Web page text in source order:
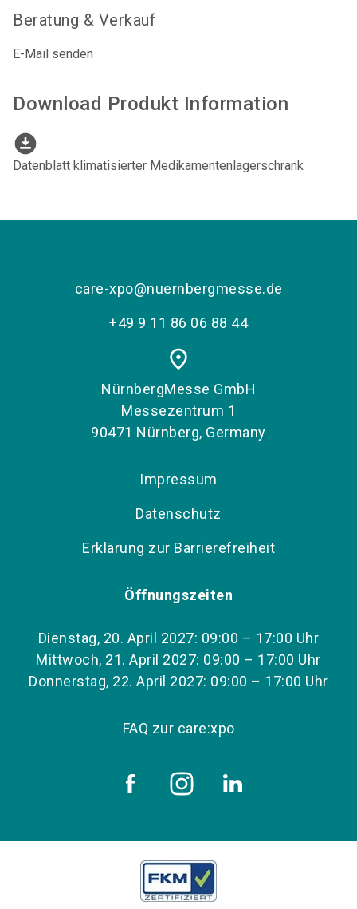
Beratung & Verkauf
E-Mail senden
Download Produkt Information
download_for_offline
Datenblatt klimatisierter Medikamentenlagerschrank
care-xpo@nuernbergmesse.de
+49 9 11 86 06 88 44
place
NürnbergMesse GmbH
Messezentrum 1
90471 Nürnberg, Germany
Impressum
Datenschutz
Erklärung zur Barrierefreiheit
Öffnungszeiten
Dienstag, 20. April 2027: 09:00 – 17:00 Uhr
Mittwoch, 21. April 2027: 09:00 – 17:00 Uhr
Donnerstag, 22. April 2027: 09:00 – 17:00 Uhr
FAQ zur care:xpo